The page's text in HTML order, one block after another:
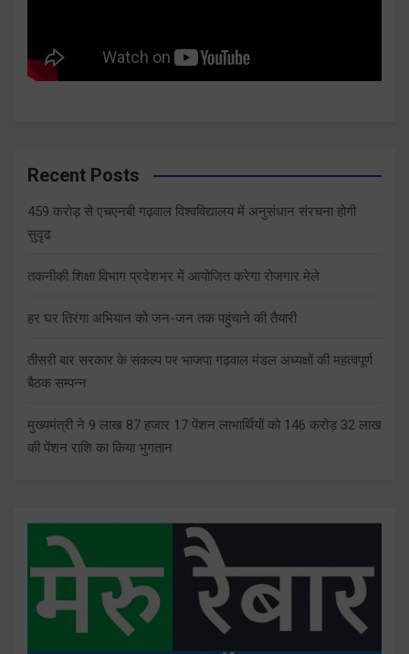
Recent Posts
459 करोड़ से एचएनबी गढ़वाल विश्वविद्यालय में अनुसंधान संरचना होगी
सुदृढ
तकनीकी शिक्षा विभाग प्रदेशभर में आयोजित करेगा रोजगार मेले
हर घर तिरंगा अभियान को जन-जन तक पहुंचाने की तैयारी
तीसरी बार सरकार के संकल्प पर भाजपा गढ़वाल मंडल अध्यक्षों की महत्वपूर्ण
बैठक सम्पन्न
मुख्यमंत्री ने 9 लाख 87 हजार 17 पेंशन लाभार्थियों को 146 करोड़ 32 लाख
की पेंशन राशि का किया भुगतान